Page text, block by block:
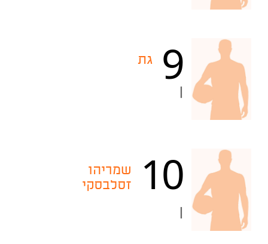
9 גת
10
שמריהו
זסלבסקי